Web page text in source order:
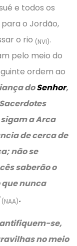
e todos os
o Jordão,
o rio (NVI).
pelo meio do
ordem ao
doSenhor,
a Arca
de cerca de
não se
saberão o
nunca
(NAA).
se,
no meio